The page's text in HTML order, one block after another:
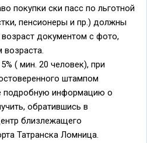
покупки ски пасс по льготной
пенсионеры и пр.) должны
документом с фото,
возраста.
( мин. 20 человек), при
штампом
подробную информацию о
обратившись в
близлежащего
Татранска Ломница.